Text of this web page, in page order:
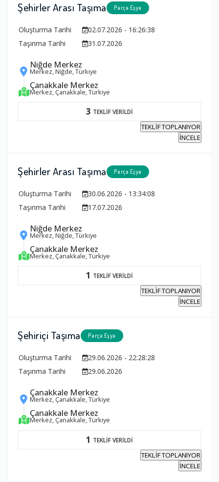
Şehirler Arası Taşıma Parça Eşya
Oluşturma Tarihi
02.07.2026 - 16:26:38
Taşınma Tarihi
31.07.2026
Niğde Merkez
Merkez, Niğde, Türkiye
Çanakkale Merkez
Merkez, Çanakkale, Türkiye
3 TEKLİF VERİLDİ
TEKLİF TOPLANIYOR
İNCELE
Şehirler Arası Taşıma Parça Eşya
Oluşturma Tarihi
30.06.2026 - 13:34:08
Taşınma Tarihi
17.07.2026
Niğde Merkez
Merkez, Niğde, Türkiye
Çanakkale Merkez
Merkez, Çanakkale, Türkiye
1 TEKLİF VERİLDİ
TEKLİF TOPLANIYOR
İNCELE
Şehiriçi Taşıma Parça Eşya
Oluşturma Tarihi
29.06.2026 - 22:28:28
Taşınma Tarihi
29.06.2026
Çanakkale Merkez
Merkez, Çanakkale, Türkiye
Çanakkale Merkez
Merkez, Çanakkale, Türkiye
1 TEKLİF VERİLDİ
TEKLİF TOPLANIYOR
İNCELE